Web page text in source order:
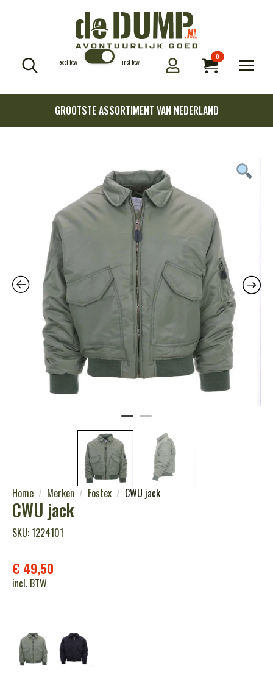
excl btw incl btw
0
GROOTSTE ASSORTIMENT VAN NEDERLAND
Home Merken Fostex CWU jack
CWU jack
SKU: 1224101
€ 49,50
incl. BTW